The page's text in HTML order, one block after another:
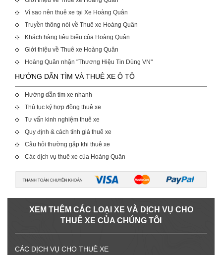
Vì sao nên thuê xe tại Xe Hoàng Quân
Truyền thông nói về Thuê xe Hoàng Quân
Khách hàng tiêu biểu của Hoàng Quân
Giới thiệu về Thuê xe Hoàng Quân
Hoàng Quân nhận "Thương Hiệu Tin Dùng VN"
HƯỚNG DẪN TÌM VÀ THUÊ XE Ô TÔ
Hướng dẫn tìm xe nhanh
Thủ tục ký hợp đồng thuê xe
Tư vấn kinh nghiệm thuê xe
Quy định & cách tính giá thuê xe
Câu hỏi thường gặp khi thuê xe
Các dịch vụ thuê xe của Hoàng Quân
XEM THÊM CÁC LOẠI XE VÀ DỊCH VỤ CHO
THUÊ XE CỦA CHÚNG TÔI
CÁC DỊCH VỤ CHO THUÊ XE